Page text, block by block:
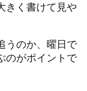
きく書けて見や
うのか、曜日で
のがポイントで